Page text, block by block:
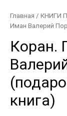
Главная / КНИГИ
Иман Валерий
Коран.
книга)